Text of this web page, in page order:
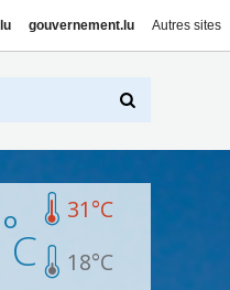
gouvernement.lu Autres sites
31°C
18°C